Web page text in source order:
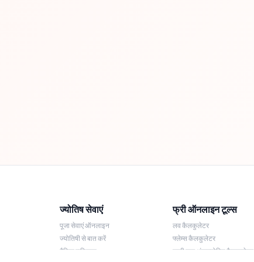
ज्योतिष सेवाएं
पूजा सेवाएं ऑनलाइन
ज्योतिषी से बात करें
दैनिक राशिफल
फ्री ऑनलाइन टूल्स
लव कैलकुलेटर
फ्लेम्स कैलकुलेटर
लकी नाम अंकज्योतिष कैलकुलेटर